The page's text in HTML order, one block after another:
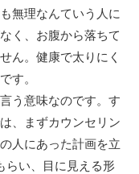
無理なんていう人に
く、お腹から落ちて
ん。健康で太りにく
す。
う意味なのです。す
、まずカウンセリン
人にあった計画を立
らい、目に見える形